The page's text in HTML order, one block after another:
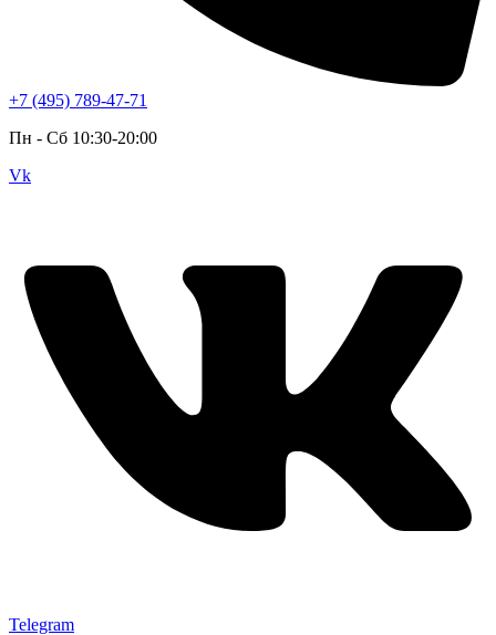
+7 (495) 789-47-71
Пн - Cб 10:30-20:00
Vk
Telegram